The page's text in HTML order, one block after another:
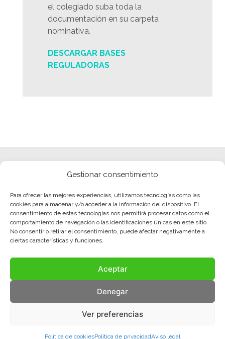
Gestionar consentimiento
Para ofrecer las mejores experiencias, utilizamos tecnologías como las
cookies para almacenar y/o acceder a la información del dispositivo. El
consentimiento de estas tecnologías nos permitirá procesar datos como el
comportamiento de navegación o las identificaciones únicas en este sitio.
No consentir o retirar el consentimiento, puede afectar negativamente a
ciertas características y funciones.
Aceptar
Denegar
Ver preferencias
Política de cookiesPolítica de privacidadAviso legal
el colegiado suba toda la
documentación en su carpeta
nominativa.
DESCARGAR BASES
REGULADORAS